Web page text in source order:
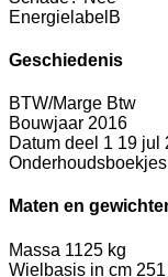
Energielabel B
Geschiedenis
BTW/Marge Btw
Bouwjaar 2016
Datum deel 1 19 jul
Onderhoudsboekjes
Maten en
Massa 1125 kg
Wielbasis in cm